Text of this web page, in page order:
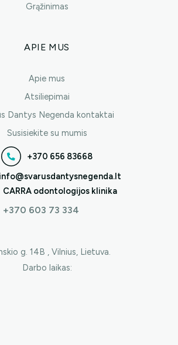
Grąžinimas
APIE MUS
Apie mus
Atsiliepimai
Dantys Negenda kontaktai
Susisiekite su mumis
+370 656 83668
info@svarusdantysnegenda.lt
CARRA odontologijos klinika
+370 603 73 334
g. 14B , Vilnius, Lietuva.
Darbo laikas: